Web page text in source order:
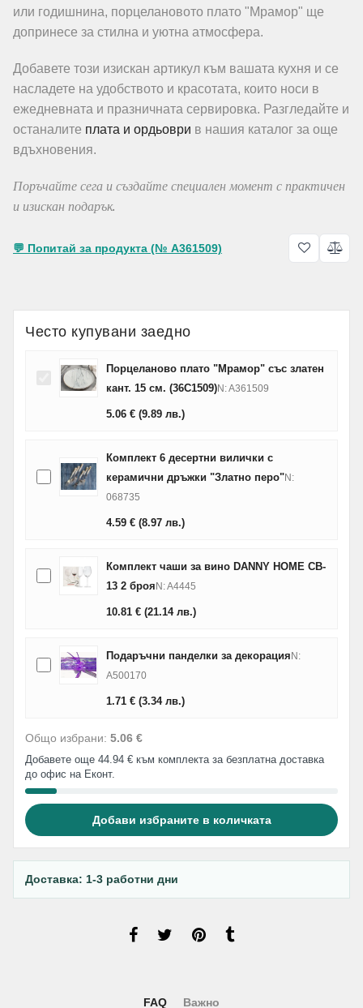
или годишнина, порцелановото плато "Мрамор" ще
допринесе за стилна и уютна атмосфера.
Добавете този изискан артикул към вашата кухня и се
насладете на удобството и красотата, които носи в
ежедневната и празничната сервировка. Разгледайте и
останалите плата и ордьоври в нашия каталог за още
вдъхновения.
Поръчайте сега и създайте специален момент с практичен
и изискан подарък.
💬 Попитай за продукта (№ A361509)
Често купувани заедно
Порцеланово плато "Мрамор" със златен
кант. 15 см. (36C1509)N: A361509
5.06 € (9.89 лв.)
Комплект 6 десертни вилички с
керамични дръжки "Златно перо"N:
068735
4.59 € (8.97 лв.)
Комплект чаши за вино DANNY HOME CB-
13 2 брояN: A4445
10.81 € (21.14 лв.)
Подаръчни панделки за декорацияN:
A500170
1.71 € (3.34 лв.)
Общо избрани: 5.06 €
Добавете още 44.94 € към комплекта за безплатна доставка
до офис на Еконт.
Добави избраните в количката
Доставка: 1-3 работни дни
FAQ Важно